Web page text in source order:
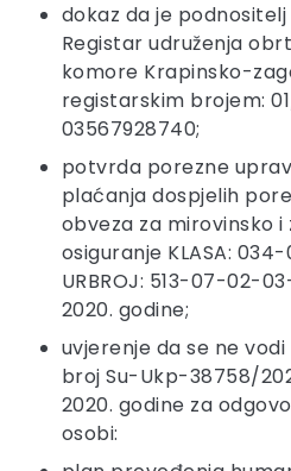
dokaz da je
Registar udruženja
komore Krapinsko-
registarskim brojem:
03567928740;
potvrda porezne
plaćanja dospjelih
obveza za mirovinsko
osiguranje KLASA:
URBROJ: 513-07-02-
2020. godine;
uvjerenje da se ne
broj Su-Ukp-38758/
2020. godine za
osobi: